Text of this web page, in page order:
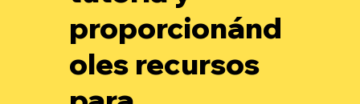
proporcionánd
oles recursos